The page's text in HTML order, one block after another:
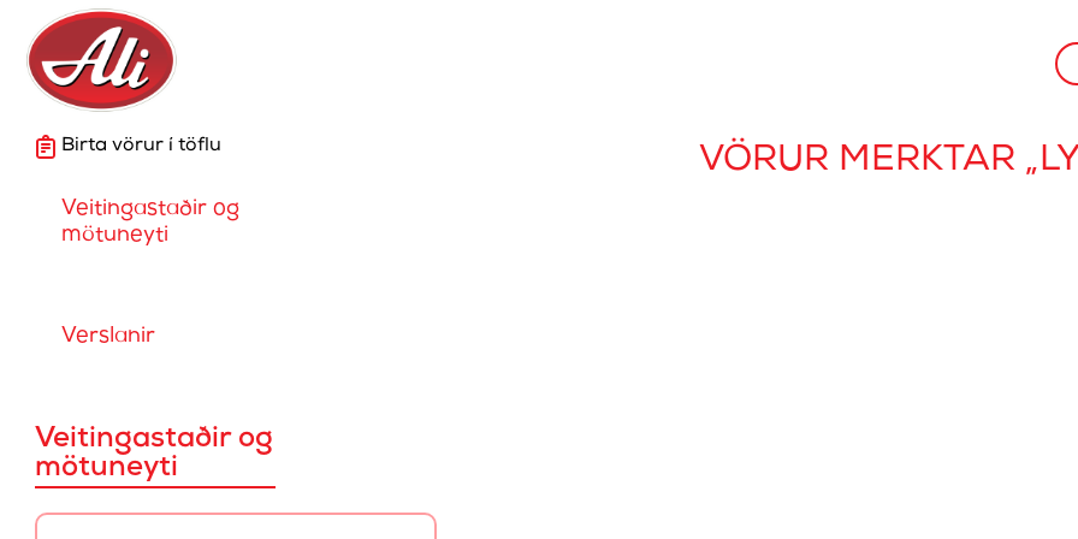
VÖRUR MERKTAR
Birta vörur í töflu
Veitingastaðir og
mötuneyti
Verslanir
Veitingastaðir og
mötuneyti